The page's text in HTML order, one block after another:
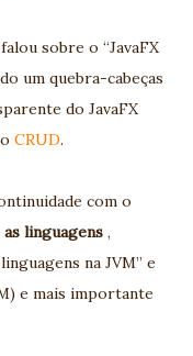
falou sobre o “JavaFX
um quebra-cabeças
do JavaFX
CRUD.
com o
linguagens ,
na JVM” e
e mais importante